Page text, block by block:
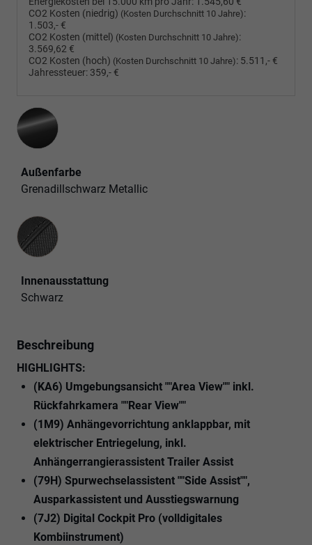
CO2 Kosten (niedrig) (Kosten Durchschnitt 10 Jahre):
1.503,- €
CO2 Kosten (mittel) (Kosten Durchschnitt 10 Jahre):
3.569,62 €
CO2 Kosten (hoch) (Kosten Durchschnitt 10 Jahre): 5.511,- €
Jahressteuer: 359,- €
Außenfarbe
Grenadillschwarz Metallic
Innenausstattung
Innenausstattung
Schwarz
Beschreibung
HIGHLIGHTS:
(KA6) Umgebungsansicht ""Area View"" inkl.
Rückfahrkamera ""Rear View""
(1M9) Anhängevorrichtung anklappbar, mit
elektrischer Entriegelung, inkl.
Anhängerrangierassistent Trailer Assist
(79H) Spurwechselassistent ""Side Assist"",
Ausparkassistent und Ausstiegswarnung
(7J2) Digital Cockpit Pro (volldigitales
Kombiinstrument)